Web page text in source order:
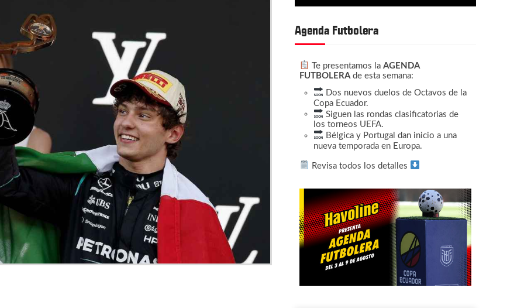
Agenda Futbolera
Te presentamos la AGENDA
FUTBOLERAde esta semana:
Dos nuevos duelos de Octavos de la
Copa Ecuador.
Siguen las rondas clasificatorias de
los torneos UEFA.
Bélgica y Portugal dan inicio a una
nueva temporada en Europa.
Revisa todos los detalles